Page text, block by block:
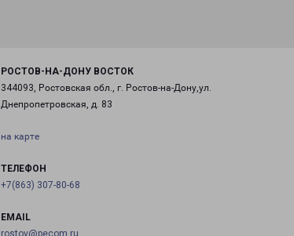
РОСТОВ-НА-ДОНУ ВОСТОК
344093, Ростовская обл., г. Ростов-на-Дону,ул.
Днепропетровская, д. 83
на карте
ТЕЛЕФОН
+7(863) 307-80-68
EMAIL
rostov@pecom.ru